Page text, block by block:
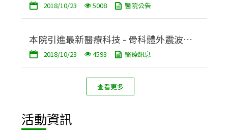
2018/10/23 5008 醫院公告
本院引進最新醫療科技 - 骨科體外震波治
療儀2018/10/23 4593 醫療訊息
查看更多
活動資訊